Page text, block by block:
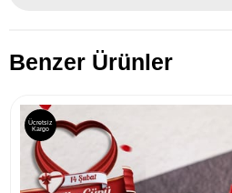
Benzer Ürünler
Ücretsiz
Kargo